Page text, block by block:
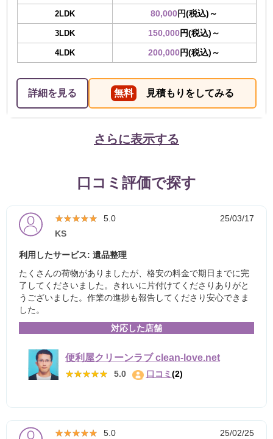
2LDK 80,000円(税込)～
3LDK 150,000円(税込)～
4LDK 200,000円(税込)～
詳細を見る 無料 見積もりをしてみる
さらに表示する
口コミ評価で探す
★★★★★
★★★★★ 5.0
25/03/17
KS
利用したサービス: 遺品整理
たくさんの荷物がありましたが、格安の料金で期日までに完
了してくださいました。きれいに片付けてくださりありがと
うございました。作業の進捗も報告してくださり安心できま
した。
対応した店舗
便利屋クリーンラブ clean-love.net
★★★★★
★★★★★ 5.0 口コミ(2)
★★★★★
★★★★★ 5.0
25/02/25